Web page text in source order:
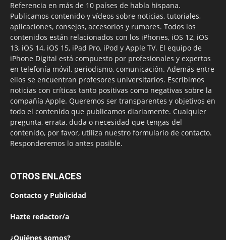
Referencia en más de 10 países de habla hispana.
Publicamos contenido y vídeos sobre noticias, tutoriales,
aplicaciones, consejos, accesorios y rumores. Todos los
contenidos están relacionados con los iPhones, iOS 12, iOS
13, iOS 14, iOS 15, iPad Pro, iPod y Apple TV. El equipo de
iPhone Digital está compuesto por profesionales y expertos
en telefonía móvil, periodismo, comunicación. Además entre
ellos se encuentran profesores universitarios. Escribimos
noticias con críticas tanto positivas como negativas sobre la
compañía Apple. Queremos ser transparentes y objetivos en
todo el contenido que publicamos diariamente. Cualquier
pregunta, errata, duda o necesidad que tengas del
contenido, por favor, utiliza nuestro formulario de contacto.
Responderemos lo antes posible.
OTROS ENLACES
Contacto y Publicidad
Hazte redactor/a
¿Quiénes somos?